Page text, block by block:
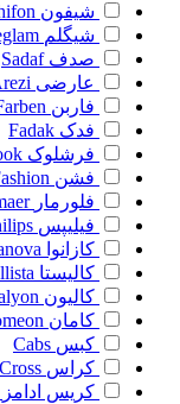
شیفون
شیگلم
صدف Sadaf
عارضی
فاربن
فدک Fadak
فرشلوک
فشن
فلورمار
فیلیپس
کازانوا
کالیستا
کالیون
کامان
کبس Cabs
کراس Cross
کریس ادامز